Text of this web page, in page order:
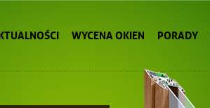
WYCENA OKIEN PORADY